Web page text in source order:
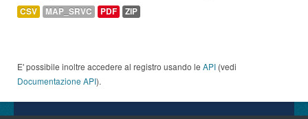
CSV MAP_SRVC PDF ZIP
E' possibile inoltre accedere al registro usando le API (vedi
Documentazione API).